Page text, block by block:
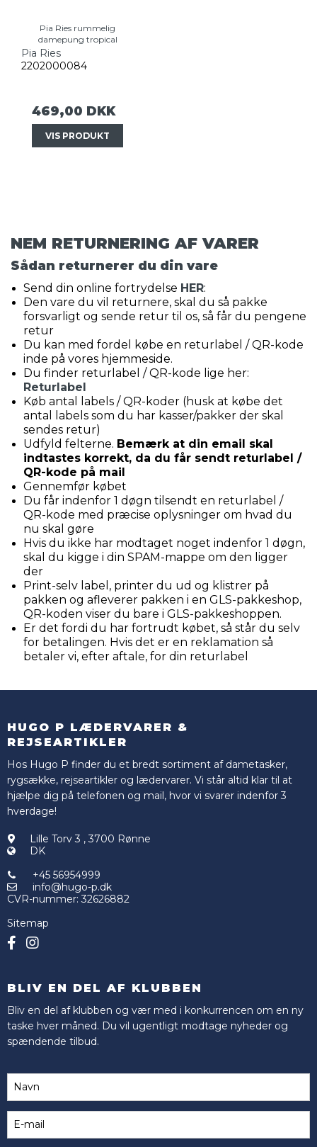
Pia Ries rummelig
damepung tropical
Pia Ries
2202000084
469,00 DKK
VIS PRODUKT
NEM RETURNERING AF VARER
Sådan returnerer du din vare
Send din online fortrydelse HER:
Den vare du vil returnere, skal du så pakke
forsvarligt og sende retur til os, så får du pengene
retur
Du kan med fordel købe en returlabel / QR-kode
inde på vores hjemmeside.
Du finder returlabel / QR-kode lige her:
Returlabel
Køb antal labels / QR-koder (husk at købe det
antal labels som du har kasser/pakker der skal
sendes retur)
Udfyld felterne. Bemærk at din email skal
indtastes korrekt, da du får sendt returlabel /
QR-kode på mail
Gennemfør købet
Du får indenfor 1 døgn tilsendt en returlabel /
QR-kode med præcise oplysninger om hvad du
nu skal gøre
Hvis du ikke har modtaget noget indenfor 1 døgn,
skal du kigge i din SPAM-mappe om den ligger
der
Print-selv label, printer du ud og klistrer på
pakken og afleverer pakken i en GLS-pakkeshop,
QR-koden viser du bare i GLS-pakkeshoppen.
Er det fordi du har fortrudt købet, så står du selv
for betalingen. Hvis det er en reklamation så
betaler vi, efter aftale, for din returlabel
HUGO P LÆDERVARER &
REJSEARTIKLER
Hos Hugo P finder du et bredt sortiment af dametasker,
rygsække, rejseartikler og lædervarer. Vi står altid klar til at
hjælpe dig på telefonen og mail, hvor vi svarer indenfor 3
hverdage!
Lille Torv 3 ,3700 Rønne
DK
+45 56954999
info@hugo-p.dk
CVR-nummer: 32626882
Sitemap
BLIV EN DEL AF KLUBBEN
Bliv en del af klubben og vær med i konkurrencen om en ny
taske hver måned. Du vil ugentligt modtage nyheder og
spændende tilbud.